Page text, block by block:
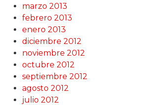
marzo 2013
febrero 2013
enero 2013
diciembre 2012
noviembre 2012
octubre 2012
septiembre 2012
agosto 2012
julio 2012